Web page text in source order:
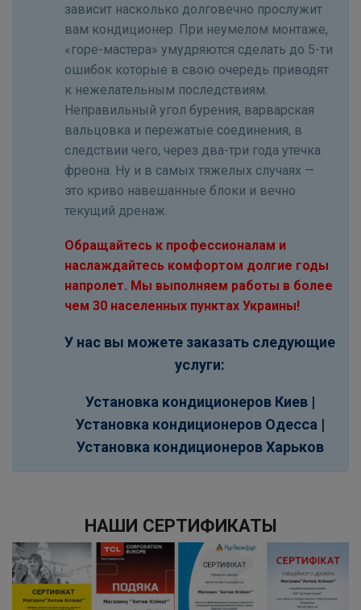
зависит насколько долговечно прослужит
вам кондиционер. При неумелом монтаже,
«горе-мастера» умудряются сделать до 5-ти
ошибок которые в свою очередь приводят
к нежелательным последствиям.
Неправильный угол бурения, варварская
вальцовка и пережатые соединения, в
следствии чего, через два-три года утечка
фреона. Ну и в самых тяжелых случаях —
это криво навешанные блоки и вечно
текущий дренаж.
Обращайтесь к профессионалам и
наслаждайтесь комфортом долгие годы
напролет. Мы выполняем работы в более
чем 30 населенных пунктах Украины!
У нас вы можете заказать следующие
услуги:
Установка кондиционеров Киев |
Установка кондиционеров Одесса|
Установка кондиционеров Харьков
НАШИ СЕРТИФИКАТЫ